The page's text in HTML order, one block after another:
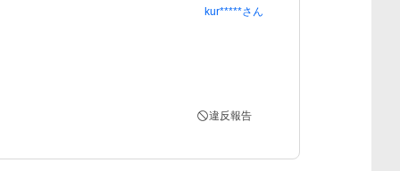
kur*****さん
違反報告